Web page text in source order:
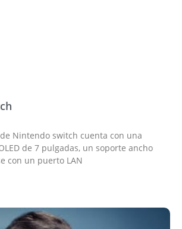
Nintendo switch cuenta con una
de 7 pulgadas, un soporte ancho
con un puerto LAN